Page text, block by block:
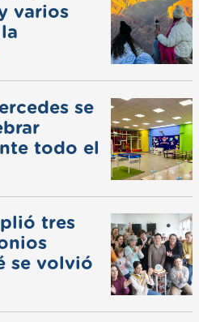
varios
se
todo el
tres
se volvió